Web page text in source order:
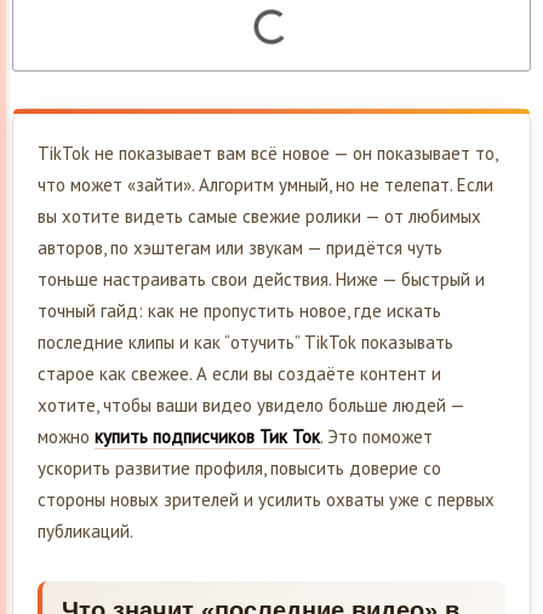
TikTok не показывает вам всё новое — он показывает то,
что может «зайти». Алгоритм умный, но не телепат. Если
вы хотите видеть самые свежие ролики — от любимых
авторов, по хэштегам или звукам — придётся чуть
тоньше настраивать свои действия. Ниже — быстрый и
точный гайд: как не пропустить новое, где искать
последние клипы и как “отучить” TikTok показывать
старое как свежее. А если вы создаёте контент и
хотите, чтобы ваши видео увидело больше людей —
можно купить подписчиков Тик Ток. Это поможет
ускорить развитие профиля, повысить доверие со
стороны новых зрителей и усилить охваты уже с первых
публикаций.